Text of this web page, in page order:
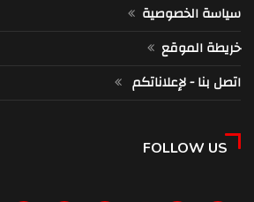
سياسة الخصوصية
خريطة الموقع
اتصل بنا - لإعلاناتكم
FOLLOW US